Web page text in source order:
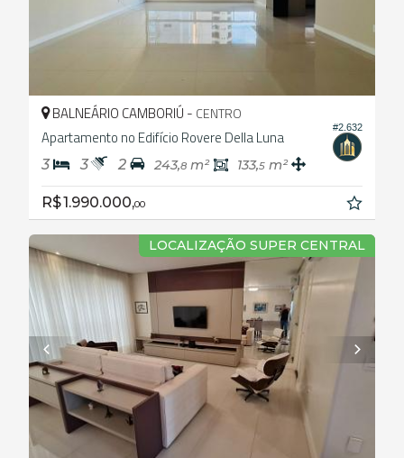
#2.632
BALNEÁRIO CAMBORIÚ - CENTRO
Apartamento no Edifício Rovere Della Luna
3 3 2 243,8 m² 133,5 m²
R$ 1.990.000,00
LOCALIZAÇÃO SUPER CENTRAL